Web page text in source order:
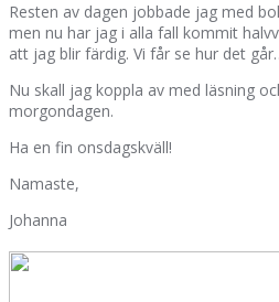
Resten av dagen jobbade jag med
men nu har jag i alla fall kommit
att jag blir färdig. Vi får se hur det
Nu skall jag koppla av med läsning
morgondagen.
Ha en fin onsdagskväll!
Namaste,
Johanna